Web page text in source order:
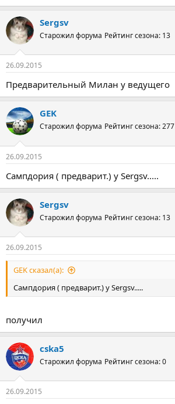
Sergsv
Старожил форума Рейтинг сезона: 13
26.09.2015
Предварительный Милан у ведущего
GEK
Старожил форума Рейтинг сезона: 277
26.09.2015
Сампдория ( предварит.) у Sergsv.....
Sergsv
Старожил форума Рейтинг сезона: 13
26.09.2015
GEK сказал(а):
Сампдория ( предварит.) у Sergsv.....
получил
cska5
Старожил форума Рейтинг сезона: 0
26.09.2015